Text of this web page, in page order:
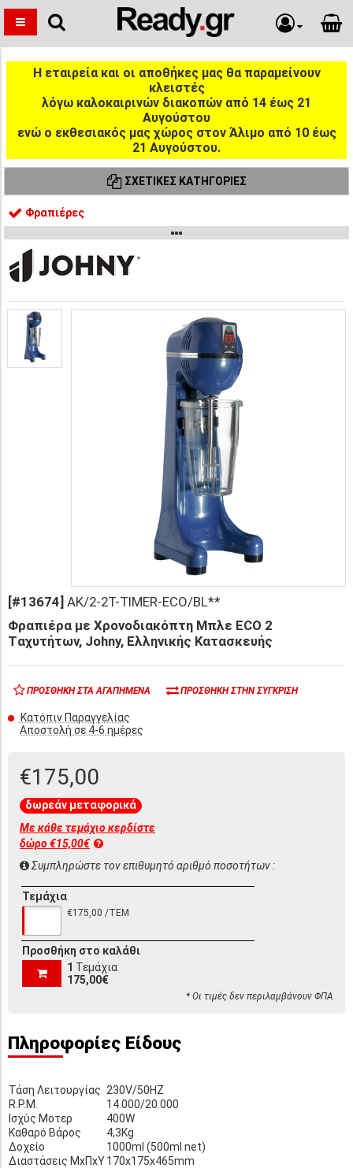
Η εταιρεία και οι αποθήκες μας θα παραμείνουν
κλειστές
λόγω καλοκαιρινών διακοπών από 14 έως 21
Αυγούστου
ενώ ο εκθεσιακός μας χώρος στον Άλιμο από 10 έως
21 Αυγούστου.
ΣΧΕΤΙΚΈΣ ΚΑΤΗΓΟΡΊΕΣ
Φραπιέρες
[#13674] AK/2-2T-TIMER-ECO/BL**
Φραπιέρα με Χρονοδιακόπτη Μπλε ECO 2
Tαχυτήτων, Johny, Ελληνικής Κατασκευής
ΠΡΟΣΘΉΚΗ ΣΤΑ ΑΓΑΠΗΜΈΝΑ ΠΡΟΣΘΉΚΗ ΣΤΗΝ ΣΎΓΚΡΙΣΗ
Κατόπιν Παραγγελίας
Αποστολή σε 4-6 ημέρες
€175,00
δωρεάν μεταφορικά
Με κάθε τεμάχιο κερδίστε
δώρο €15,00€
Συμπληρώστε τον επιθυμητό αριθμό ποσοτήτων :
Τεμάχια
€175,00 /ΤΕΜ
Προσθήκη στο καλάθι
1 Τεμάχια
175,00€
* Οι τιμές δεν περιλαμβάνουν ΦΠΑ
Πληροφορίες Είδους
Τάση Λειτουργίας 230V/50HZ
R.P.M.
14.000/20.000
Ισχύς Μοτερ
400W
Καθαρό Βάρος
4,3Kg
Δοχείο
1000ml (500ml net)
Διαστάσεις ΜxΠxΥ170x175x465mm